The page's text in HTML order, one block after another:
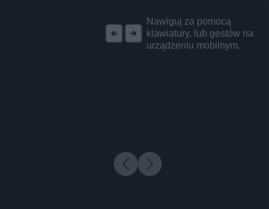
Nawiguj za pomocą
klawiatury, lub gestów na
urządzeniu mobilnym.